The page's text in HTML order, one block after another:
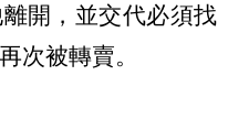
開，並交代必須找
次被轉賣。